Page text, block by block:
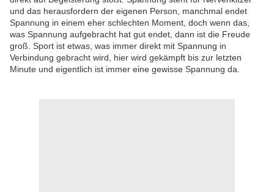
und das herausfordern der eigenen Person, manchmal endet
Spannung in einem eher schlechten Moment, doch wenn das,
was Spannung aufgebracht hat gut endet, dann ist die Freude
groß. Sport ist etwas, was immer direkt mit Spannung in
Verbindung gebracht wird, hier wird gekämpft bis zur letzten
Minute und eigentlich ist immer eine gewisse Spannung da.